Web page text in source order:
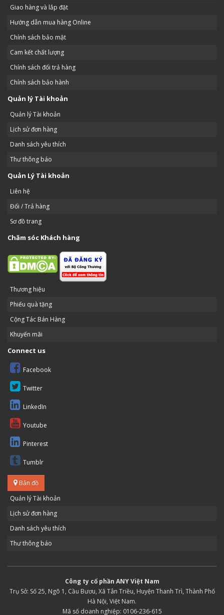
Giao hàng và lắp đặt
Hướng dẫn mua hàng Online
Chính sách bảo mật
Cam kết chất lượng
Chính sách đổi trả hàng
Chính sách bảo hành
Quản lý Tài khoản
Quản lý Tài khoản
Lịch sử đơn hàng
Danh sách yêu thích
Thư thông báo
Quản Lý Tài khoản
Liên hệ
Đổi / Trả hàng
Sơ đồ trang
Chăm sóc Khách hàng
Thương hiệu
Phiếu quà tặng
Cộng Tác Bán Hàng
Khuyến mãi
Connect us
Facebook
Twitter
LinkedIn
Youtube
Pinterest
Tumblr
Bản đồ
Quản lý Tài khoản
Lịch sử đơn hàng
Danh sách yêu thích
Thư thông báo
Công ty cổ phần ANY Việt Nam
Trụ Sở: Số 25, Ngõ 1, Cầu Bươu, Xã Tân Triều, Huyện Thanh Trì, Thành Phố
Hà Nội, Việt Nam.
Mã số doanh nghiệp: 0106-236-615